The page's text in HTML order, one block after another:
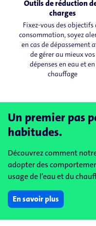
Outils de réduction
charges
Fixez-vous des objectifs
consommation, soyez
en cas de dépassement
de gérer au mieux vos
dépenses en eau et en
chauffage
Un premier pas
habitudes.
Découvrez comment
adopter des
usage de l’eau et du
En savoir plus